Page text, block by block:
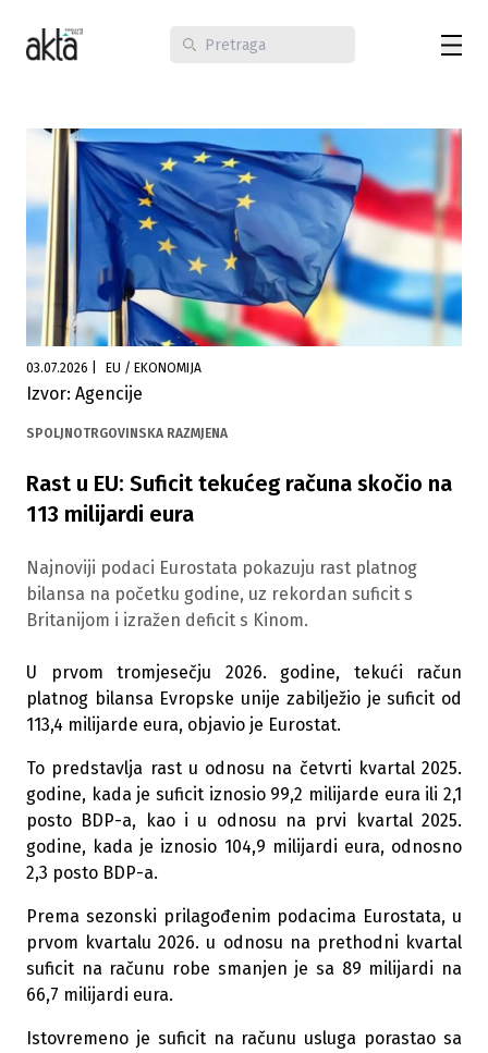
03.07.2026 EU / EKONOMIJA
Izvor: Agencije
SPOLJNOTRGOVINSKA RAZMJENA
Rast u EU: Suficit tekućeg računa skočio na
113 milijardi eura
Najnoviji podaci Eurostata pokazuju rast platnog
bilansa na početku godine, uz rekordan suficit s
Britanijom i izražen deficit s Kinom.
U prvom tromjesečju 2026. godine, tekući račun
platnog bilansa Evropske unije zabilježio je suficit od
113,4 milijarde eura, objavio je Eurostat.
To predstavlja rast u odnosu na četvrti kvartal 2025.
godine, kada je suficit iznosio 99,2 milijarde eura ili 2,1
posto BDP-a, kao i u odnosu na prvi kvartal 2025.
godine, kada je iznosio 104,9 milijardi eura, odnosno
2,3 posto BDP-a.
Prema sezonski prilagođenim podacima Eurostata, u
prvom kvartalu 2026. u odnosu na prethodni kvartal
suficit na računu robe smanjen je sa 89 milijardi na
66,7 milijardi eura.
Istovremeno je suficit na računu usluga porastao sa